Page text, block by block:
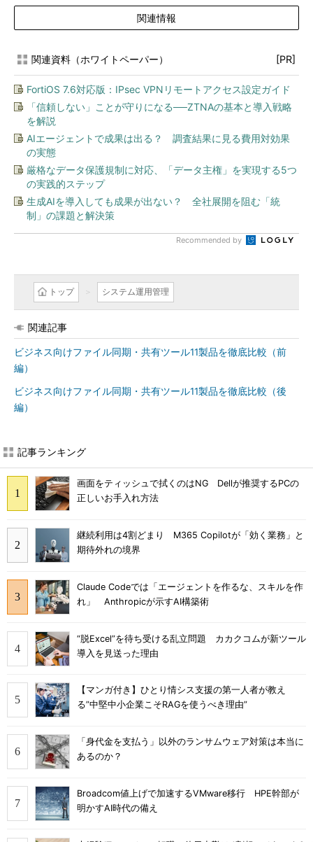
関連情報
関連資料（ホワイトペーパー） [PR]
FortiOS 7.6対応版：IPsec VPNリモートアクセス設定ガイド
「信頼しない」ことが守りになる──ZTNAの基本と導入戦略
を解説
AIエージェントで成果は出る？ 調査結果に見る費用対効果
の実態
厳格なデータ保護規制に対応、「データ主権」を実現する5つ
の実践的ステップ
生成AIを導入しても成果が出ない？ 全社展開を阻む「統
制」の課題と解決策
Recommended by
トップ システム運用管理
関連記事
ビジネス向けファイル同期・共有ツール11製品を徹底比較（前
編）
ビジネス向けファイル同期・共有ツール11製品を徹底比較（後
編）
記事ランキング
画面をティッシュで拭くのはNG Dellが推奨するPCの
正しいお手入れ方法
継続利用は4割どまり M365 Copilotが「効く業務」と
期待外れの境界
Claude Codeでは「エージェントを作るな、スキルを作
れ」 Anthropicが示すAI構築術
“脱Excel”を待ち受ける乱立問題 カカクコムが新ツール
導入を見送った理由
【マンガ付き】ひとり情シス支援の第一人者が教え
る”中堅中小企業こそRAGを使うべき理由”
「身代金を支払う」以外のランサムウェア対策は本当に
あるのか？
Broadcom値上げで加速するVMware移行 HPE幹部が
明かすAI時代の備え